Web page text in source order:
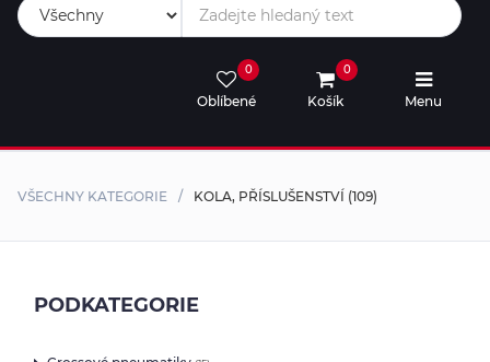
Oblíbené
0
Košík
0
Menu
SHOP
VŠECHNY KATEGORIE KOLA, PŘÍSLUŠENSTVÍ (109)
PODKATEGORIE